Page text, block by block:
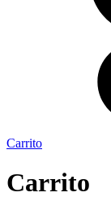
Carrito
Carrito